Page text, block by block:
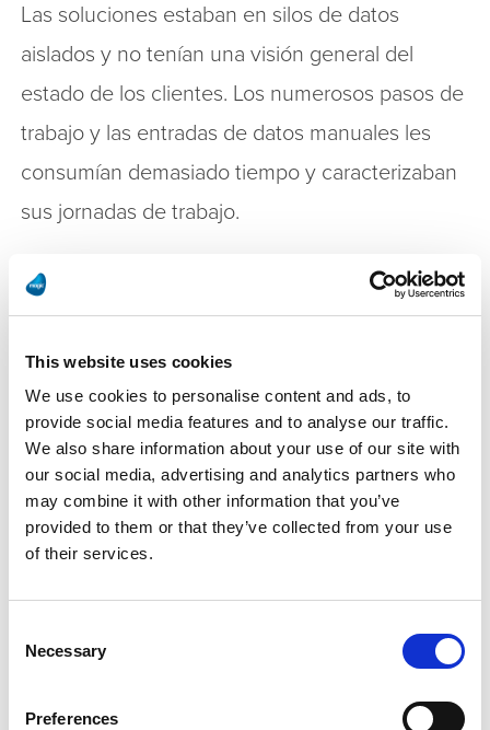
This website uses cookies
We use cookies to personalise content and ads, to
provide social media features and to analyse our traffic.
We also share information about your use of our site with
our social media, advertising and analytics partners who
may combine it with other information that you’ve
provided to them or that they’ve collected from your use
of their services.
Selection
Necessary
Preferences
Las soluciones estaban en silos de datos
aislados y no tenían una visión general del
estado de los clientes. Los numerosos pasos de
trabajo y las entradas de datos manuales les
consumían demasiado tiempo y caracterizaban
sus jornadas de trabajo.
Como ejemplo de lo frustrante que era esto, el
simple lanzamiento de campañas de marketing
por correo electrónico, les exigía exportar los
datos desde un CRM primero y luego cargarlos
en el CRM de marketing para cada campaña.
Cómo RATIONAL conectó con Magic xpi
todos los sistemas relacionados con los
clientes en sólo algunas semanas
RATIONAL AG no solo quería hacer que los
empleados fueran más eficientes, sino también